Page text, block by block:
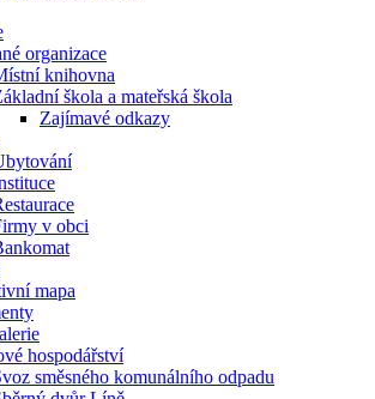
organizace
knihovna
škola a mateřská škola
Zajímavé odkazy
v obci
mapa
hospodářství
směsného komunálního odpadu